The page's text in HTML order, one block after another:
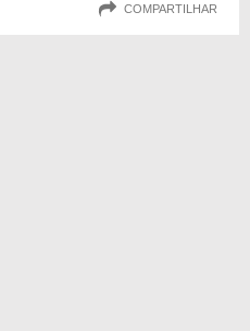
COMPARTILHAR